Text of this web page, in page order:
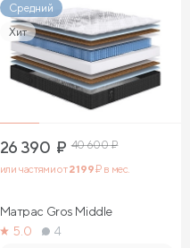
Средний
Хит
26 390 ₽ 40 600₽
или частями от2 199₽ в мес.
Матрас Gros Middle
5.0
4